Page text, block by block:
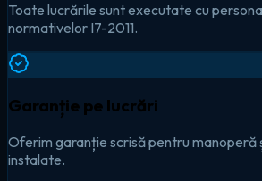
Toate lucrările sunt executate cu
normativelor I7-2011.
Garanție pe lucrări
Oferim garanție scrisă pentru manoperă
instalate.